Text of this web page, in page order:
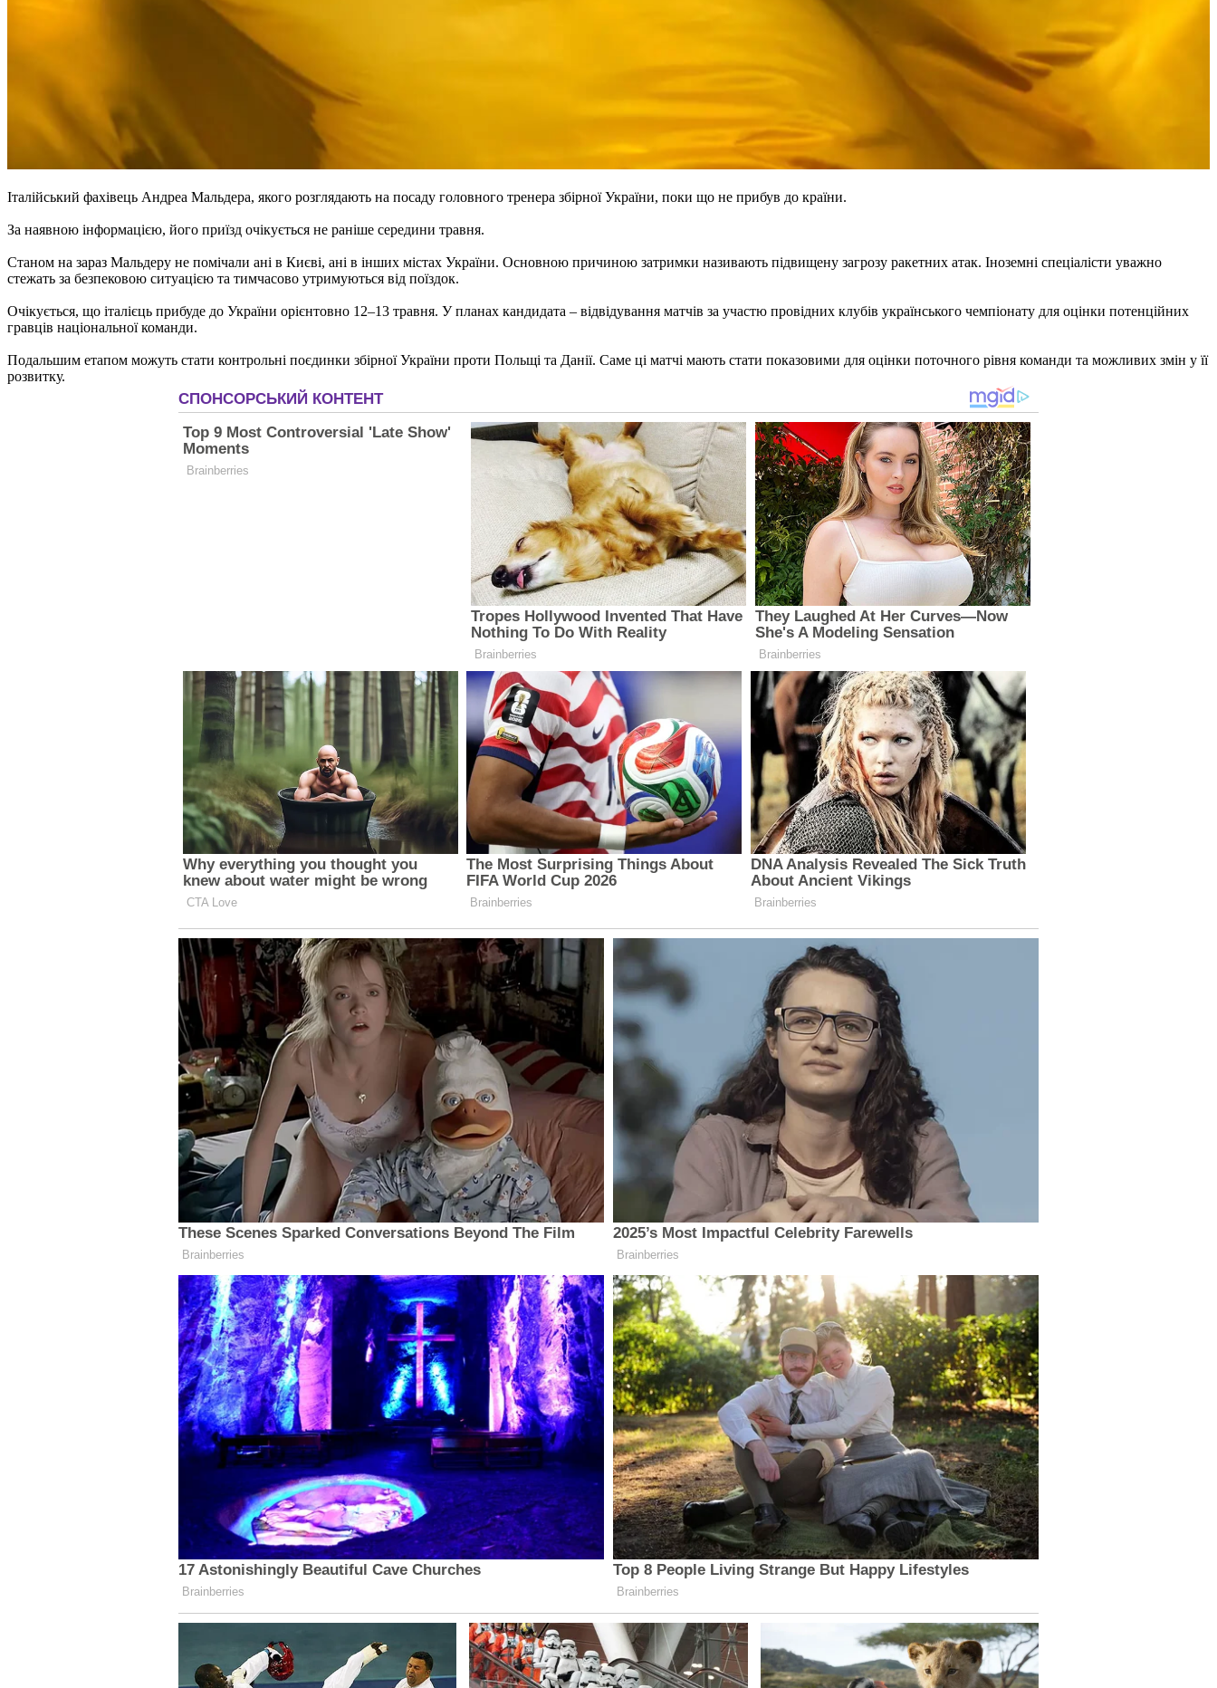
Італійський фахівець Андреа Мальдера, якого розглядають на посаду головного тренера збірної України, поки що не прибув до країни.
За наявною інформацією, його приїзд очікується не раніше середини травня.
Станом на зараз Мальдеру не помічали ані в Києві, ані в інших містах України. Основною причиною затримки називають підвищену загрозу ракетних атак. Іноземні спеціалісти уважно
стежать за безпековою ситуацією та тимчасово утримуються від поїздок.
Очікується, що італієць прибуде до України орієнтовно 12–13 травня. У планах кандидата – відвідування матчів за участю провідних клубів українського чемпіонату для оцінки потенційних
гравців національної команди.
Подальшим етапом можуть стати контрольні поєдинки збірної України проти Польщі та Данії. Саме ці матчі мають стати показовими для оцінки поточного рівня команди та можливих змін у її
розвитку.